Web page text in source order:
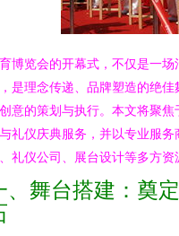
博览会的开幕式，不仅是一
是理念传递、品牌塑造的绝
意的策划与执行。本文将聚
礼仪庆典服务，并以专业服
礼仪公司、展台设计等多方资
、舞台搭建：奠